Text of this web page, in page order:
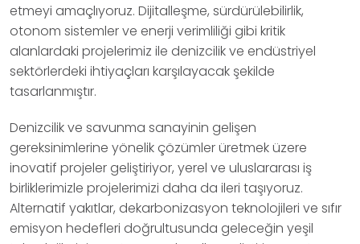
etmeyi amaçlıyoruz. Dijitalleşme, sürdürülebilirlik,
otonom sistemler ve enerji verimliliği gibi kritik
alanlardaki projelerimiz ile denizcilik ve endüstriyel
sektörlerdeki ihtiyaçları karşılayacak şekilde
tasarlanmıştır.
Denizcilik ve savunma sanayinin gelişen
gereksinimlerine yönelik çözümler üretmek üzere
inovatif projeler geliştiriyor, yerel ve uluslararası iş
birliklerimizle projelerimizi daha da ileri taşıyoruz.
Alternatif yakıtlar, dekarbonizasyon teknolojileri ve sıfır
emisyon hedefleri doğrultusunda geleceğin yeşil